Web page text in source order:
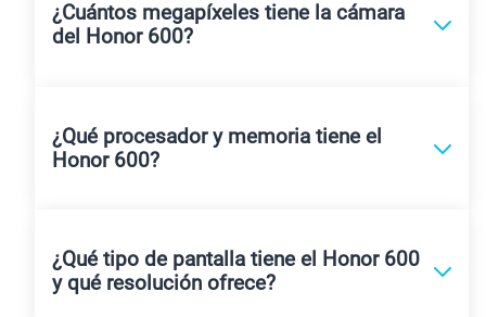
¿Cuántos megapíxeles tiene la cámara
del Honor 600?
¿Qué procesador y memoria tiene el
Honor 600?
¿Qué tipo de pantalla tiene el Honor 600
y qué resolución ofrece?